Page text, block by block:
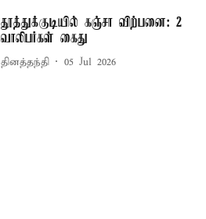
தூத்துக்குடியில் கஞ்சா விற்பனை: 2
வாலிபர்கள் கைது
தினத்தந்தி 05 Jul 2026